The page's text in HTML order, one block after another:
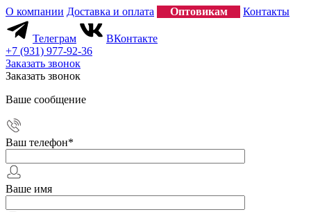
О компании Доставка и оплата Оптовикам Контакты
Телеграм
ВКонтакте
+7 (931) 977-92-36
Заказать звонок
Заказать звонок
Ваше сообщение
Ваш телефон*
Ваше имя